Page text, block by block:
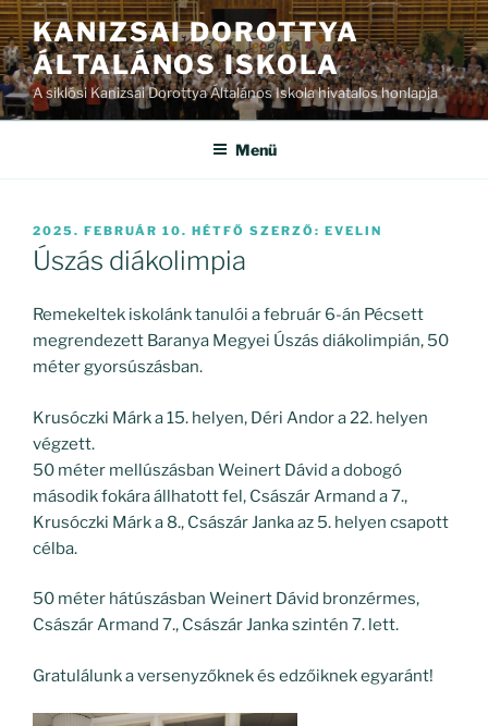
Tartalomhoz
KANIZSAI DOROTTYA
ÁLTALÁNOS ISKOLA
A siklósi Kanizsai Dorottya Általános Iskola hivatalos honlapja
Menü
BEKÜLDVE:
2025. FEBRUÁR 10. HÉTFŐ SZERZŐ: EVELIN
Úszás diákolimpia
Remekeltek iskolánk tanulói a február 6-án Pécsett
megrendezett Baranya Megyei Úszás diákolimpián, 50
méter gyorsúszásban.
Krusóczki Márk a 15. helyen, Déri Andor a 22. helyen
végzett.
50 méter mellúszásban Weinert Dávid a dobogó
második fokára állhatott fel, Császár Armand a 7.,
Krusóczki Márk a 8., Császár Janka az 5. helyen csapott
célba.
50 méter hátúszásban Weinert Dávid bronzérmes,
Császár Armand 7., Császár Janka szintén 7. lett.
Gratulálunk a versenyzőknek és edzőiknek egyaránt!